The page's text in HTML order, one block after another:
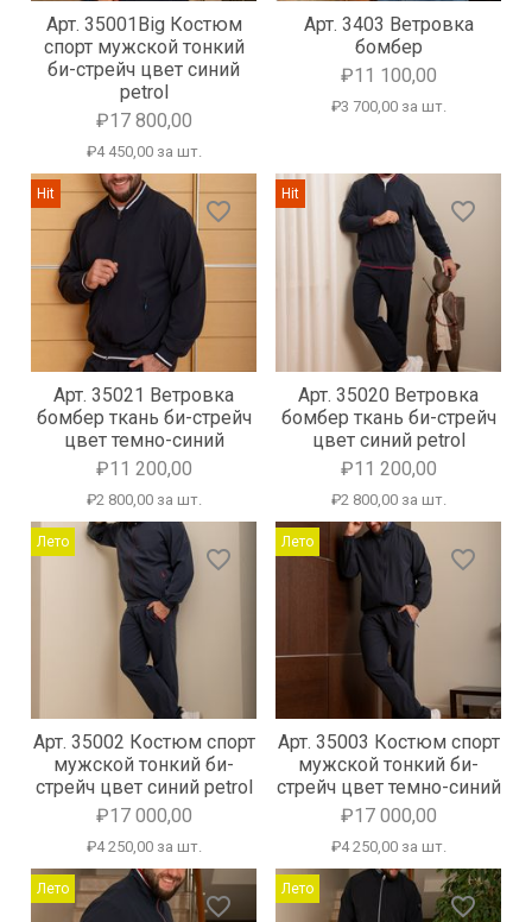
Арт. 35001Big Костюм
спорт мужской тонкий
би-стрейч цвет синий
petrol
₽17 800,00
₽4 450,00 за шт.
Арт. 3403 Ветровка
бомбер
₽11 100,00
₽3 700,00 за шт.
favorite_border
Hit
Арт. 35021 Ветровка
бомбер ткань би-стрейч
цвет темно-синий
₽11 200,00
₽2 800,00 за шт.
favorite_border
Hit
Арт. 35020 Ветровка
бомбер ткань би-стрейч
цвет синий petrol
₽11 200,00
₽2 800,00 за шт.
favorite_border
Лето
Арт. 35002 Костюм спорт
мужской тонкий би-
стрейч цвет синий petrol
₽17 000,00
₽4 250,00 за шт.
favorite_border
Лето
Арт. 35003 Костюм спорт
мужской тонкий би-
стрейч цвет темно-синий
₽17 000,00
₽4 250,00 за шт.
favorite_border
Лето
favorite_border
Лето